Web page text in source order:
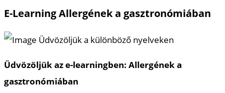
E-Learning Allergének a gasztronómiában
Üdvözöljük az e-learningben: Allergének a
gasztronómiában